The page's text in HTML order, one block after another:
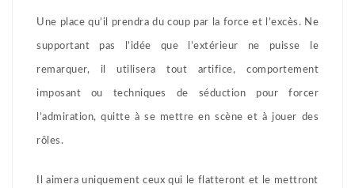
Une place qu’il prendra du coup par la force et l’excès. Ne
supportant pas l’idée que l’extérieur ne puisse le
remarquer, il utilisera tout artifice, comportement
imposant ou techniques de séduction pour forcer
l’admiration, quitte à se mettre en scène et à jouer des
rôles.
Il aimera uniquement ceux qui le flatteront et le mettront